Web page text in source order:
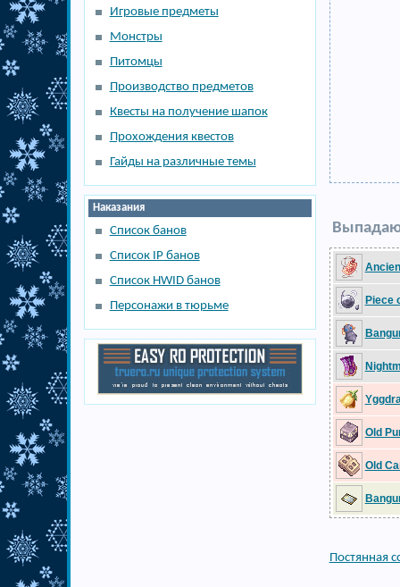
Игровые предметы
Монстры
Питомцы
Производство предметов
Квесты на получение шапок
Прохождения квестов
Гайды на различные темы
Наказания
Список банов
Список IP банов
Список HWID банов
Персонажи в тюрьме
Piece
Old
Old
Постянная